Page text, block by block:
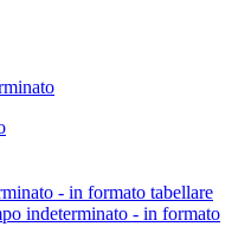
- in formato tabellare
indeterminato - in formato